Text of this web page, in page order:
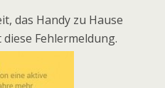
das Handy zu Hause
Fehlermeldung.